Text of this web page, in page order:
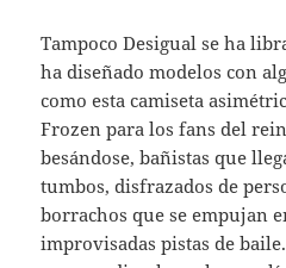
Tampoco Desigual se ha
ha diseñado modelos con
como esta camiseta
Frozen para los fans del
besándose, bañistas que
tumbos, disfrazados de
borrachos que se empujan
improvisadas pistas de